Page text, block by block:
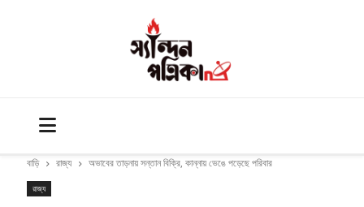
বাড়ি রাজ্য অভাবের তাড়নায় সন্তান বিক্রি, কান্নায় ভেঙে পড়েছে পরিবার
রাজ্য